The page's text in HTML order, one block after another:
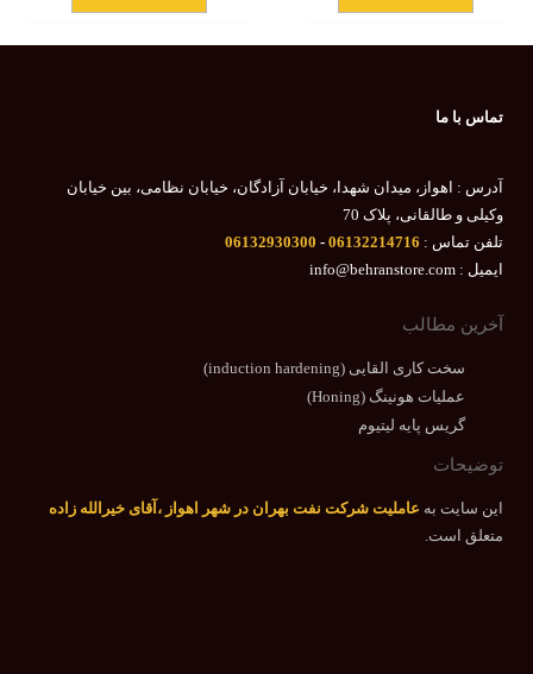
تماس با ما
آدرس : اهواز، میدان شهدا، خیابان آزادگان، خیابان نظامی، بین خیابان
وکیلی و طالقانی، پلاک 70
تلفن تماس : 06132214716
-
06132930300
ایمیل : info@behranstore.com
آخرین مطالب
سخت کاری القایی (induction hardening)
عملیات هونینگ (Honing)
گریس پایه لیتیوم
توضیحات
این سایت به عاملیت شرکت نفت بهران در شهر اهواز ،آقای خیرالله زاده
متعلق است.